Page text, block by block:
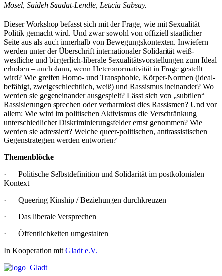
Mosel, Saideh Saadat-Lendle, Leticia Sabsay.
Dieser Workshop befasst sich mit der Frage, wie mit Sexualität
Politik gemacht wird. Und zwar sowohl von offiziell staatlicher
Seite aus als auch innerhalb von Bewegungskontexten. Inwiefern
werden unter der Überschrift internationaler Solidarität weiß-
westliche und bürgerlich-liberale Sexualitätsvorstellungen zum Ideal
erhoben – auch dann, wenn Heteronormativität in Frage gestellt
wird? Wie greifen Homo- und Transphobie, Körper-Normen (ideal-
befähigt, zweigeschlechtlich, weiß) und Rassismus ineinander? Wo
werden sie gegeneinander ausgespielt? Lässt sich von „subtilen“
Rassisierungen sprechen oder verharmlost dies Rassismen? Und vor
allem: Wie wird im politischen Aktivismus die Verschränkung
unterschiedlicher Diskriminierungsfelder ernst genommen? Wie
werden sie adressiert? Welche queer-politischen, antirassistischen
Gegenstrategien werden entworfen?
Themenblöcke
· Politische Selbstdefinition und Solidarität im postkolonialen
Kontext
· Queering Kinship / Beziehungen durchkreuzen
· Das liberale Versprechen
· Öffentlichkeiten umgestalten
In Kooperation mit Gladt e.V.